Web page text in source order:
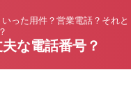
った用件？営業電話？それと
な電話番号？